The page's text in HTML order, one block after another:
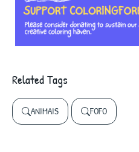
Related Tags
ANIMAIS FOFO